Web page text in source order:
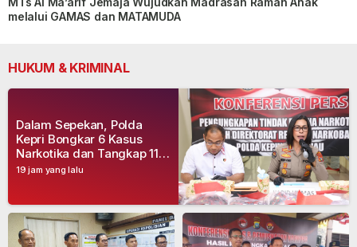
melalui GAMAS dan MATAMUDA
HUKUM & KRIMINAL
19 jam yang lalu
Dalam Sepekan, Polda
Kepri Bongkar 6 Kasus
Narkotika dan Tangkap 11
Tersangka